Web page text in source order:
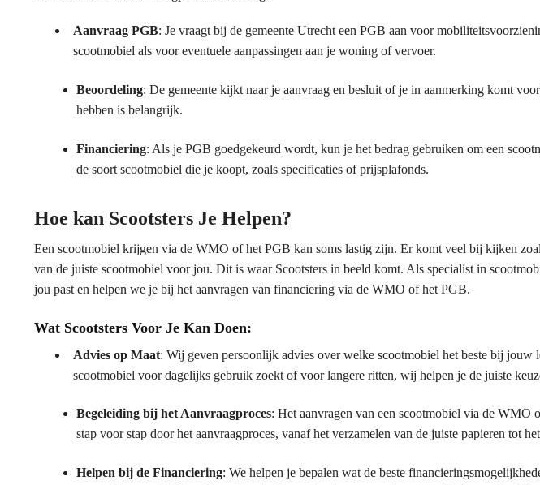
Aanvraag PGB: Je vraagt bij de gemeente Utrecht een PGB aan voor
scootmobiel als voor eventuele aanpassingen aan je woning of vervoer.
Beoordeling: De gemeente kijkt naar je aanvraag en besluit of je in aanmerking komt
hebben is belangrijk.
Financiering: Als je PGB goedgekeurd wordt, kun je het bedrag gebruiken om een
de soort scootmobiel die je koopt, zoals specificaties of prijsplafonds.
Hoe kan Scootsters Je Helpen?
Een scootmobiel krijgen via de WMO of het PGB kan soms lastig zijn. Er komt veel bij kijken
van de juiste scootmobiel voor jou. Dit is waar Scootsters in beeld komt. Als specialist in
jou past en helpen we je bij het aanvragen van financiering via de WMO of het PGB.
Wat Scootsters Voor Je Kan Doen:
Advies op Maat: Wij geven persoonlijk advies over welke scootmobiel het beste bij jouw
scootmobiel voor dagelijks gebruik zoekt of voor langere ritten, wij helpen je de juiste
Begeleiding bij het Aanvraagproces: Het aanvragen van een scootmobiel via de
stap voor stap door het aanvraagproces, vanaf het verzamelen van de juiste papieren tot
Helpen bij de Financiering: We helpen je bepalen wat de beste